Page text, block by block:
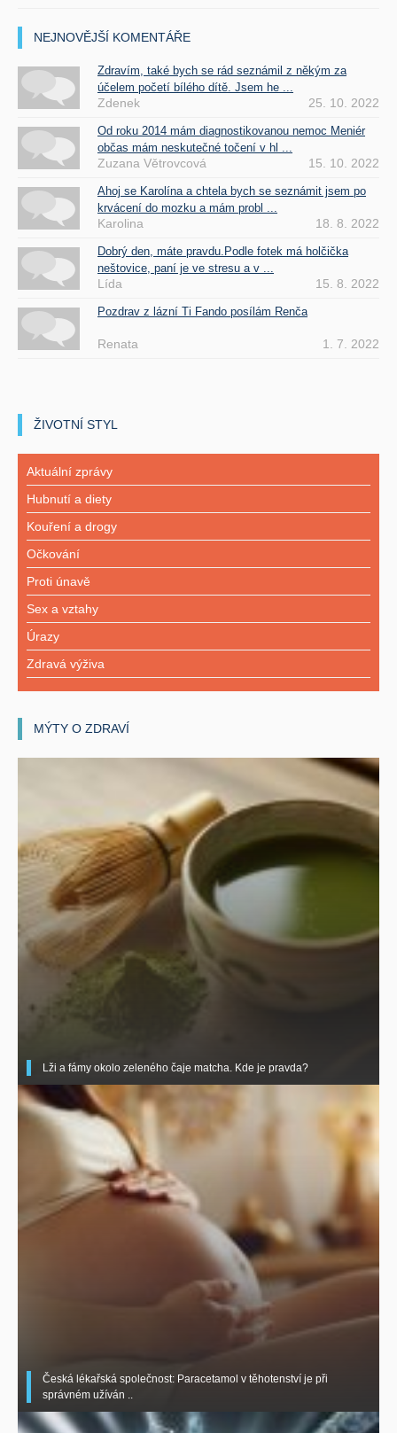
NEJNOVĚJŠÍ KOMENTÁŘE
Zdravím, také bych se rád seznámil z někým za
účelem početí bílého dítě. Jsem he ...
Zdenek 25. 10. 2022
Od roku 2014 mám diagnostikovanou nemoc Meniér
občas mám neskutečné točení v hl ...
Zuzana Větrovcová 15. 10. 2022
Ahoj se Karolína a chtela bych se seznámit jsem po
krvácení do mozku a mám probl ...
Karolina 18. 8. 2022
Dobrý den, máte pravdu.Podle fotek má holčička
neštovice, paní je ve stresu a v ...
Lída 15. 8. 2022
Pozdrav z lázní Ti Fando posílám Renča
Renata 1. 7. 2022
ŽIVOTNÍ STYL
Aktuální zprávy
Hubnutí a diety
Kouření a drogy
Očkování
Proti únavě
Sex a vztahy
Úrazy
Zdravá výživa
MÝTY O ZDRAVÍ
Lži a fámy okolo zeleného čaje matcha. Kde je pravda?
Česká lékařská společnost: Paracetamol v těhotenství je při
správném užíván ..